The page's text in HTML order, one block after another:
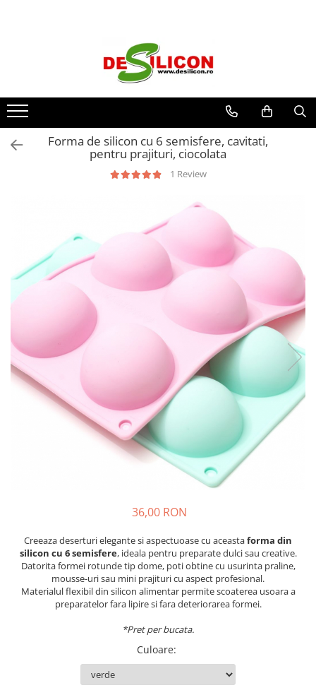
Forma de silicon cu 6 semisfere, cavitati,
pentru prajituri, ciocolata
1 Review
36,00 RON
Creeaza deserturi elegante si aspectuoase cu aceastaforma din
silicon cu 6 semisfere, ideala pentru preparate dulci sau creative.
Datorita formei rotunde tip dome, poti obtine cu usurinta praline,
mousse-uri sau mini prajituri cu aspect profesional.
Materialul flexibil din silicon alimentar permite scoaterea usoara a
preparatelor fara lipire si fara deteriorarea formei.
*Pret per bucata.
Culoare: